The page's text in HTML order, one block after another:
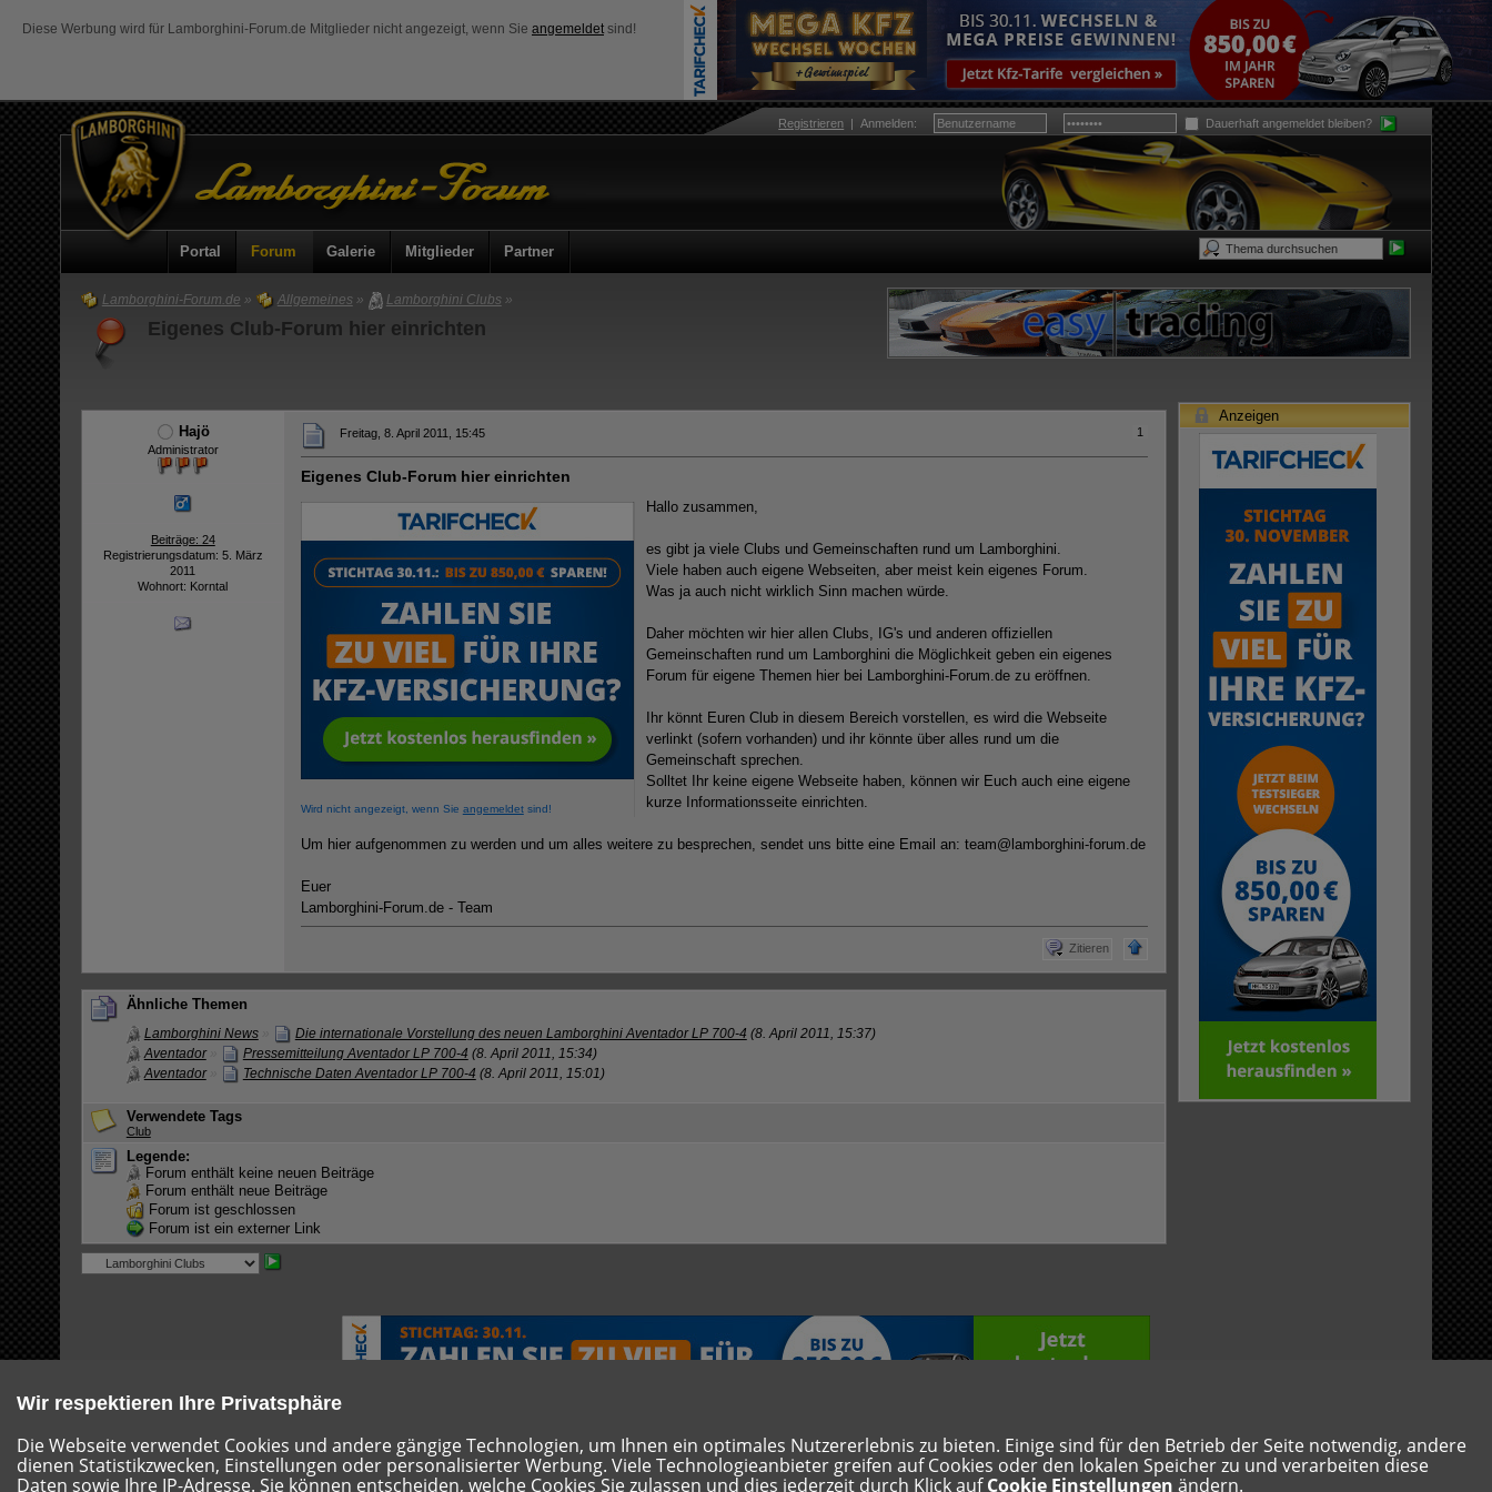
Diese Werbung wird für Lamborghini-Forum.de Mitglieder nicht angezeigt, wenn Sie angemeldet sind!
Registrieren |Anmelden: Dauerhaft angemeldet bleiben?
Portal Forum Galerie Mitglieder Partner
Lamborghini-Forum.de » Allgemeines» Lamborghini Clubs»
Eigenes Club-Forum hier einrichten
Hajö
Administrator
Beiträge: 24
Registrierungsdatum: 5. März
2011
Wohnort: Korntal
1
Freitag, 8. April 2011, 15:45
Eigenes Club-Forum hier einrichten
Wird nicht angezeigt, wenn Sie angemeldetsind!
Hallo zusammen,
es gibt ja viele Clubs und Gemeinschaften rund um Lamborghini.
Viele haben auch eigene Webseiten, aber meist kein eigenes Forum.
Was ja auch nicht wirklich Sinn machen würde.
Daher möchten wir hier allen Clubs, IG's und anderen offiziellen
Gemeinschaften rund um Lamborghini die Möglichkeit geben ein eigenes
Forum für eigene Themen hier bei Lamborghini-Forum.de zu eröffnen.
Ihr könnt Euren Club in diesem Bereich vorstellen, es wird die Webseite
verlinkt (sofern vorhanden) und ihr könnte über alles rund um die
Gemeinschaft sprechen.
Solltet Ihr keine eigene Webseite haben, können wir Euch auch eine eigene
kurze Informationsseite einrichten.
Um hier aufgenommen zu werden und um alles weitere zu besprechen, sendet uns bitte eine Email an: team@lamborghini-forum.de
Euer
Lamborghini-Forum.de - Team
Zitieren
Ähnliche Themen
Lamborghini News» Die internationale Vorstellung des neuen Lamborghini Aventador LP 700-4 (8. April 2011, 15:37)
Aventador» Pressemitteilung Aventador LP 700-4 (8. April 2011, 15:34)
Aventador» Technische Daten Aventador LP 700-4 (8. April 2011, 15:01)
Verwendete Tags
Club
Legende:
Forum enthält keine neuen Beiträge
Forum enthält neue Beiträge
Forum ist geschlossen
Forum ist ein externer Link
Anzeigen
Hilfe Impressum Nutzungsbestimmungen Datenschutzerklärung Cookie Einstellungen zurücksetzen Samstag, 8. August 2026, 14:56
Wir respektieren Ihre Privatsphäre
Die Webseite verwendet Cookies und andere gängige Technologien, um Ihnen ein optimales Nutzererlebnis zu bieten. Einige sind für den Betrieb der Seite notwendig, andere
dienen Statistikzwecken, Einstellungen oder personalisierter Werbung. Viele Technologieanbieter greifen auf Cookies oder den lokalen Speicher zu und verarbeiten diese
Daten sowie Ihre IP-Adresse. Sie können entscheiden, welche Cookies Sie zulassen und dies jederzeit durch Klick aufCookie Einstellungen ändern.